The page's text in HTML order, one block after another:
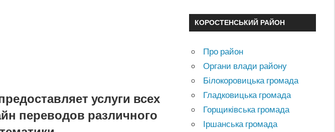
услуги всех
переводов различного
КОРОСТЕНСЬКИЙ РАЙОН
Про район
Органи влади району
Білокоровицька громада
Гладковицька громада
Горщиківська громада
Іршанська громада